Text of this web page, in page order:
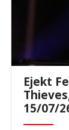
Ejekt
15/07/